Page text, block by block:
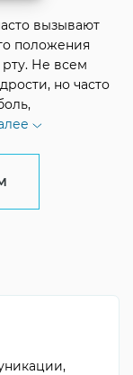
вызывают
положения
рту. Не всем
но часто